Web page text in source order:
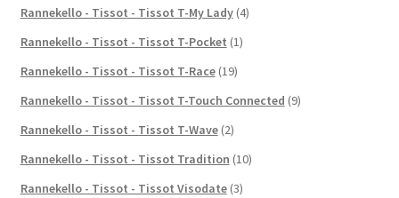
Rannekello - Tissot - Tissot T-My Lady (4)
Rannekello - Tissot - Tissot T-Pocket (1)
Rannekello - Tissot - Tissot T-Race (19)
Rannekello - Tissot - Tissot T-Touch Connected (9)
Rannekello - Tissot - Tissot T-Wave (2)
Rannekello - Tissot - Tissot Tradition (10)
Rannekello - Tissot - Tissot Visodate (3)